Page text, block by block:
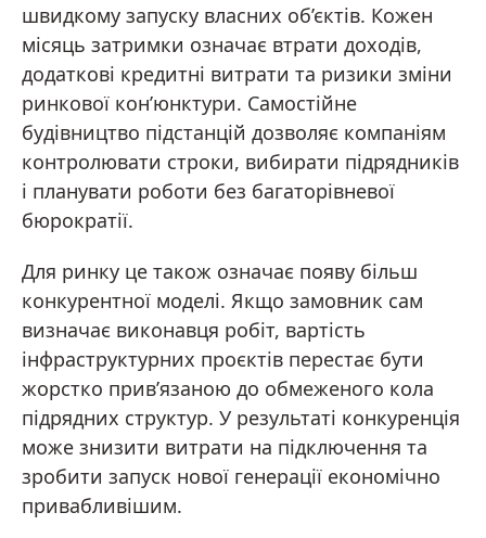
швидкому запуску власних об’єктів. Кожен
місяць затримки означає втрати доходів,
додаткові кредитні витрати та ризики зміни
ринкової кон’юнктури. Самостійне
будівництво підстанцій дозволяє компаніям
контролювати строки, вибирати підрядників
і планувати роботи без багаторівневої
бюрократії.
Для ринку це також означає появу більш
конкурентної моделі. Якщо замовник сам
визначає виконавця робіт, вартість
інфраструктурних проєктів перестає бути
жорстко прив’язаною до обмеженого кола
підрядних структур. У результаті конкуренція
може знизити витрати на підключення та
зробити запуск нової генерації економічно
привабливішим.